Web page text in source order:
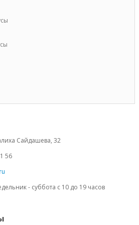
Сайдашева, 32
56
- суббота с 10 до 19 часов